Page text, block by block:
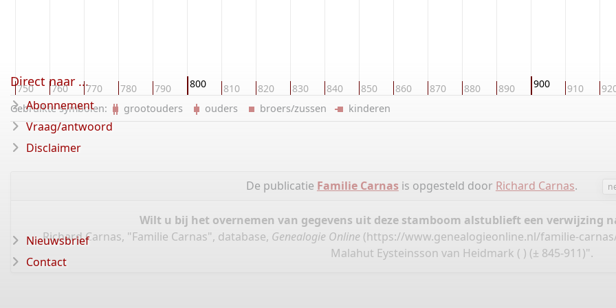
750 760 770 780 790 800 810 820 830 840 850 860 870 880 890 900 910
Gebruikte symbolen: grootouders ouders broers/zussen kinderen
De publicatie Familie Carnasis opgesteld door Richard Carnas.
Wilt u bij het overnemen van gegevens uit deze stamboom alstublieft een verwijzing
Richard Carnas, "Familie Carnas", database, Genealogie Online (https://www.genealogieonline.nl/familie-
Malahut Eysteinsson van Heidmark ( ) (± 845-911)".
Direct naar ...
Abonnement
Vraag/antwoord
Disclaimer
Nieuwsbrief
Contact